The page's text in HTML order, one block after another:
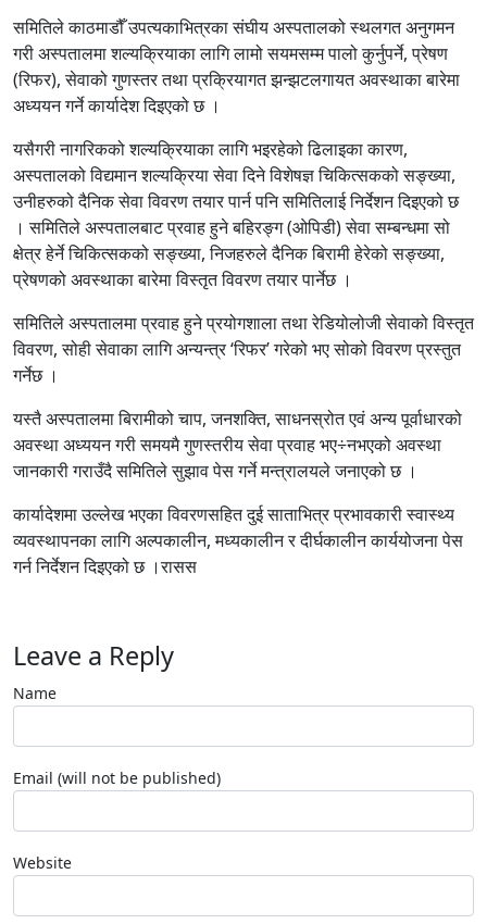
समितिले काठमाडौँ उपत्यकाभित्रका संघीय अस्पतालको स्थलगत अनुगमन
गरी अस्पतालमा शल्यक्रियाका लागि लामो सयमसम्म पालो कुर्नुपर्ने, प्रेषण
(रिफर), सेवाको गुणस्तर तथा प्रक्रियागत झन्झटलगायत अवस्थाका बारेमा
अध्ययन गर्ने कार्यादेश दिइएको छ ।
यसैगरी नागरिकको शल्यक्रियाका लागि भइरहेको ढिलाइका कारण,
अस्पतालको विद्यमान शल्यक्रिया सेवा दिने विशेषज्ञ चिकित्सकको सङ्ख्या,
उनीहरुको दैनिक सेवा विवरण तयार पार्न पनि समितिलाई निर्देशन दिइएको छ
। समितिले अस्पतालबाट प्रवाह हुने बहिरङ्ग (ओपिडी) सेवा सम्बन्धमा सो
क्षेत्र हेर्ने चिकित्सकको सङ्ख्या, निजहरुले दैनिक बिरामी हेरेको सङ्ख्या,
प्रेषणको अवस्थाका बारेमा विस्तृत विवरण तयार पार्नेछ ।
समितिले अस्पतालमा प्रवाह हुने प्रयोगशाला तथा रेडियोलोजी सेवाको विस्तृत
विवरण, सोही सेवाका लागि अन्यन्त्र ‘रिफर’ गरेको भए सोको विवरण प्रस्तुत
गर्नेछ ।
यस्तै अस्पतालमा बिरामीको चाप, जनशक्ति, साधनस्रोत एवं अन्य पूर्वाधारको
अवस्था अध्ययन गरी समयमै गुणस्तरीय सेवा प्रवाह भए÷नभएको अवस्था
जानकारी गराउँदै समितिले सुझाव पेस गर्ने मन्त्रालयले जनाएको छ ।
कार्यादेशमा उल्लेख भएका विवरणसहित दुई साताभित्र प्रभावकारी स्वास्थ्य
व्यवस्थापनका लागि अल्पकालीन, मध्यकालीन र दीर्घकालीन कार्ययोजना पेस
गर्न निर्देशन दिइएको छ ।रासस
Leave a Reply
Name
Email (will not be published)
Website